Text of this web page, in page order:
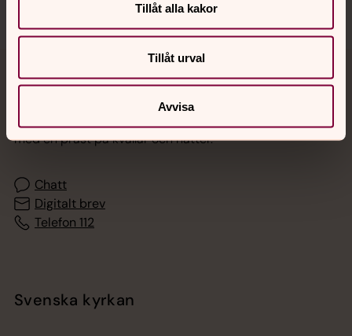
Tillåt alla kakor
Tillåt urval
Avvisa
Jourhavande präst
med en präst på kvällar och nätter.
Chatt
Digitalt brev
Telefon 112
Svenska kyrkan